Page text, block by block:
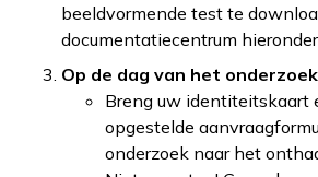
beeldvormende test te
documentatiecentrum hieronder.
Op de dag van het
Breng uw identiteitskaart
opgestelde
onderzoek naar het